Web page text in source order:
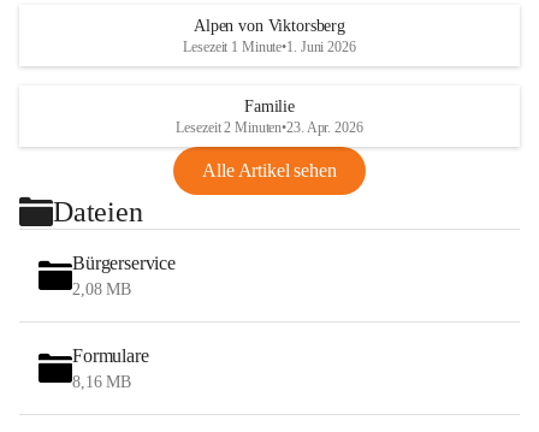
Alpen von Viktorsberg
Lesezeit 1 Minute•1. Juni 2026
Familie
Lesezeit 2 Minuten•23. Apr. 2026
Alle Artikel sehen
Dateien
Bürgerservice
2,08 MB
Formulare
8,16 MB